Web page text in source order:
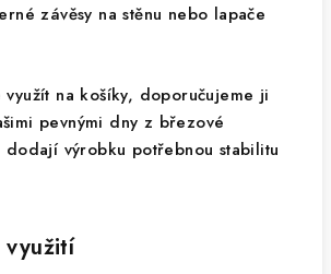
závěsy na stěnu nebo lapače
na košíky, doporučujeme ji
pevnými dny z březové
výrobku potřebnou stabilitu
využití